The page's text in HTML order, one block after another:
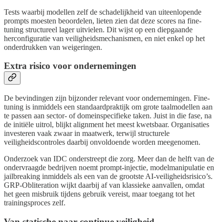
Tests waarbij modellen zelf de schadelijkheid van uiteenlopende
prompts moesten beoordelen, lieten zien dat deze scores na fine-
tuning structureel lager uitvielen. Dit wijst op een diepgaande
herconfiguratie van veiligheidsmechanismen, en niet enkel op het
onderdrukken van weigeringen.
Extra risico voor ondernemingen
De bevindingen zijn bijzonder relevant voor ondernemingen. Fine-
tuning is inmiddels een standaardpraktijk om grote taalmodellen aan
te passen aan sector- of domeinspecifieke taken. Juist in die fase, na
de initiële uitrol, blijkt alignment het meest kwetsbaar. Organisaties
investeren vaak zwaar in maatwerk, terwijl structurele
veiligheidscontroles daarbij onvoldoende worden meegenomen.
Onderzoek van IDC onderstreept die zorg. Meer dan de helft van de
ondervraagde bedrijven noemt prompt-injectie, modelmanipulatie en
jailbreaking inmiddels als een van de grootste AI-veiligheidsrisico’s.
GRP-Obliteration wijkt daarbij af van klassieke aanvallen, omdat
het geen misbruik tijdens gebruik vereist, maar toegang tot het
trainingsproces zelf.